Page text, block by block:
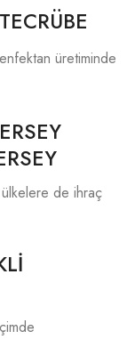
üretiminde
de ihraç